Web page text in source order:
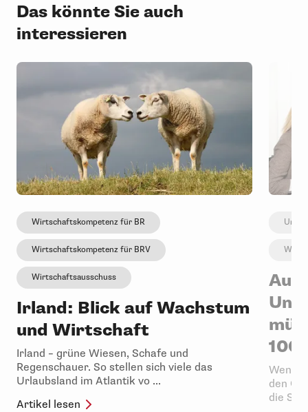
Das könnte Sie auch
interessieren
Wirtschaftskompetenz für BR
Wirtschaftskompetenz für BRV
Wirtschaftsausschuss
Irland: Blick auf Wachstum
und Wirtschaft
Irland – grüne Wiesen, Schafe und
Regenschauer. So stellen sich viele das
Urlaubsland im Atlantik vo ...
Artikel lesen
106
Wenn
den
die